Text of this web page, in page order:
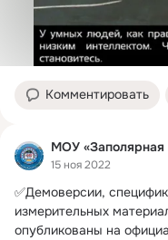
Комментировать
15 ноя 2022
✅Демоверсии,
измерительных
опубликованы на